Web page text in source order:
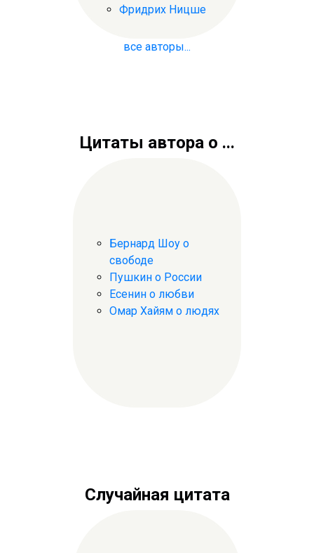
Фридрих Ницше
все авторы...
Цитаты автора о ...
Бернард Шоу о
свободе
Пушкин о России
Есенин о любви
Омар Хайям о людях
Случайная цитата